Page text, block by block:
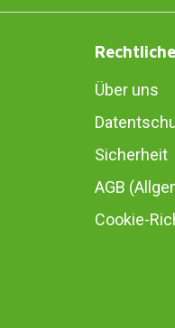
Über uns
Sicherheit
AGB
Cookie-